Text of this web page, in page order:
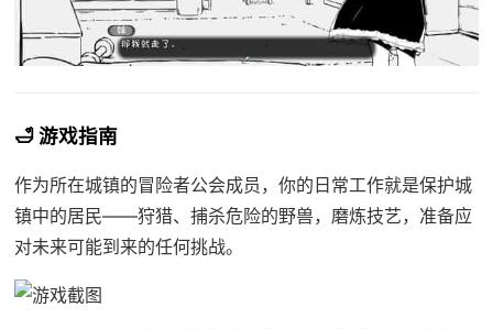
🛁 游戏指南
作为所在城镇的冒险者公会成员，你的日常工作就是保护城
镇中的居民——狩猎、捕杀危险的野兽，磨炼技艺，准备应
对未来可能到来的任何挑战。